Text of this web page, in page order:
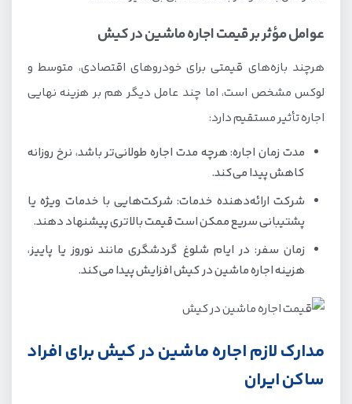
عوامل مؤثر بر قیمت اجاره ماشین در کیش
هرچند بازه‌های قیمتی برای خودروهای اقتصادی، متوسط و
لوکس مشخص است، اما چند عامل دیگر هم بر هزینه نهایی
اجاره تأثیر مستقیم دارد:
مدت زمان اجاره: هرچه مدت اجاره طولانی‌تر باشد، نرخ روزانه
کاهش پیدا می‌کند.
شرکت ارائه‌دهنده خدمات: شرکت‌هایی با خدمات ویژه یا
پشتیبانی سریع ممکن است قیمت بالاتری پیشنهاد دهند.
زمان سفر: در ایام شلوغ گردشگری مانند نوروز یا پاییز،
هزینه اجاره ماشین در کیش افزایش پیدا می‌کند.
مدارک لازم اجاره ماشین در کیش برای افراد
ساکن ایران